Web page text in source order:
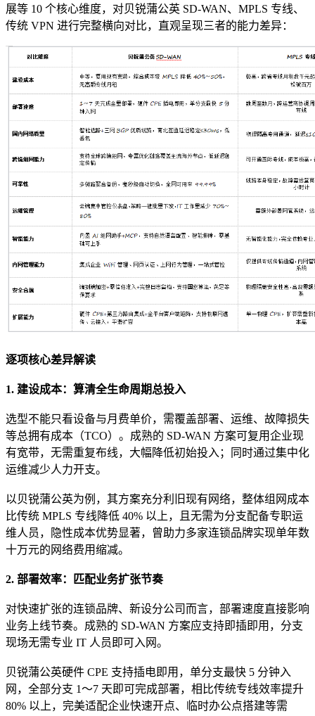
展等 10 个核心维度，对贝锐蒲公英 SD-WAN、MPLS 专线、
传统 VPN 进行完整横向对比，直观呈现三者的能力差异：
逐项核心差异解读
1. 建设成本：算清全生命周期总投入
选型不能只看设备与月费单价，需覆盖部署、运维、故障损失
等总拥有成本（TCO）。成熟的 SD-WAN 方案可复用企业现
有宽带，无需重复布线，大幅降低初始投入；同时通过集中化
运维减少人力开支。
以贝锐蒲公英为例，其方案充分利旧现有网络，整体组网成本
比传统 MPLS 专线降低 40% 以上，且无需为分支配备专职运
维人员，隐性成本优势显著，曾助力多家连锁品牌实现单年数
十万元的网络费用缩减。
2. 部署效率：匹配业务扩张节奏
对快速扩张的连锁品牌、新设分公司而言，部署速度直接影响
业务上线节奏。成熟的 SD-WAN 方案应支持即插即用，分支
现场无需专业 IT 人员即可入网。
贝锐蒲公英硬件 CPE 支持插电即用，单分支最快 5 分钟入
网，全部分支 1～7 天即可完成部署，相比传统专线效率提升
80% 以上，完美适配企业快速开点、临时办公点搭建等需